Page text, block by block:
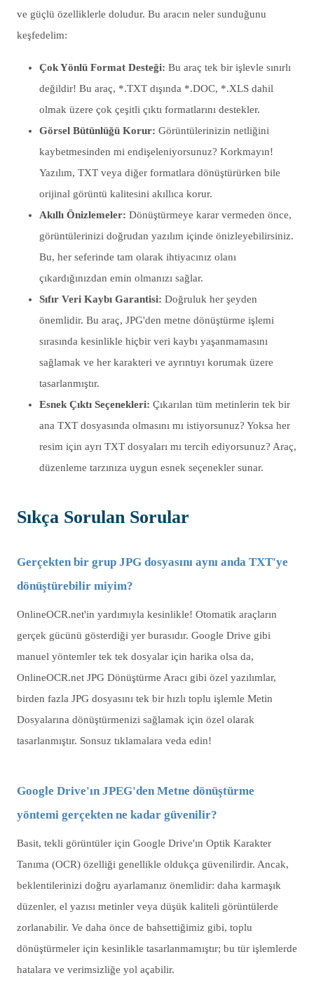
ve güçlü özelliklerle doludur. Bu aracın neler sunduğunu
keşfedelim:
Çok Yönlü Format Desteği: Bu araç tek bir işlevle sınırlı
değildir! Bu araç, *.TXT dışında *.DOC, *.XLS dahil
olmak üzere çok çeşitli çıktı formatlarını destekler.
Görsel Bütünlüğü Korur: Görüntülerinizin netliğini
kaybetmesinden mi endişeleniyorsunuz? Korkmayın!
Yazılım, TXT veya diğer formatlara dönüştürürken bile
orijinal görüntü kalitesini akıllıca korur.
Akıllı Önizlemeler: Dönüştürmeye karar vermeden önce,
görüntülerinizi doğrudan yazılım içinde önizleyebilirsiniz.
Bu, her seferinde tam olarak ihtiyacınız olanı
çıkardığınızdan emin olmanızı sağlar.
Sıfır Veri Kaybı Garantisi: Doğruluk her şeyden
önemlidir. Bu araç, JPG'den metne dönüştürme işlemi
sırasında kesinlikle hiçbir veri kaybı yaşanmamasını
sağlamak ve her karakteri ve ayrıntıyı korumak üzere
tasarlanmıştır.
Esnek Çıktı Seçenekleri: Çıkarılan tüm metinlerin tek bir
ana TXT dosyasında olmasını mı istiyorsunuz? Yoksa her
resim için ayrı TXT dosyaları mı tercih ediyorsunuz? Araç,
düzenleme tarzınıza uygun esnek seçenekler sunar.
Sıkça Sorulan Sorular
Gerçekten bir grup JPG dosyasını aynı anda TXT'ye
dönüştürebilir miyim?
OnlineOCR.net'in yardımıyla kesinlikle! Otomatik araçların
gerçek gücünü gösterdiği yer burasıdır. Google Drive gibi
manuel yöntemler tek tek dosyalar için harika olsa da,
OnlineOCR.net JPG Dönüştürme Aracı gibi özel yazılımlar,
birden fazla JPG dosyasını tek bir hızlı toplu işlemle Metin
Dosyalarına dönüştürmenizi sağlamak için özel olarak
tasarlanmıştır. Sonsuz tıklamalara veda edin!
Google Drive'ın JPEG'den Metne dönüştürme
yöntemi gerçekten ne kadar güvenilir?
Basit, tekli görüntüler için Google Drive'ın Optik Karakter
Tanıma (OCR) özelliği genellikle oldukça güvenilirdir. Ancak,
beklentilerinizi doğru ayarlamanız önemlidir: daha karmaşık
düzenler, el yazısı metinler veya düşük kaliteli görüntülerde
zorlanabilir. Ve daha önce de bahsettiğimiz gibi, toplu
dönüştürmeler için kesinlikle tasarlanmamıştır; bu tür işlemlerde
hatalara ve verimsizliğe yol açabilir.